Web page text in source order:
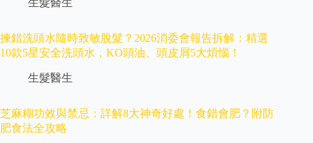
生髮醫生
揀錯洗頭水隨時致敏脫髮？2026消委會報告拆解：精選
10款5星安全洗頭水，KO頭油、頭皮屑5大煩惱！
生髮醫生
芝麻糊功效與禁忌：詳解8大神奇好處！食錯會肥？附防
肥食法全攻略